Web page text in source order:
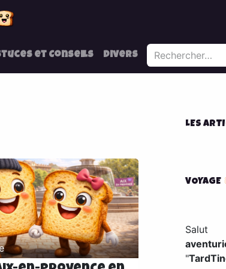
et Conseils Divers
LES
VOYAGE
"